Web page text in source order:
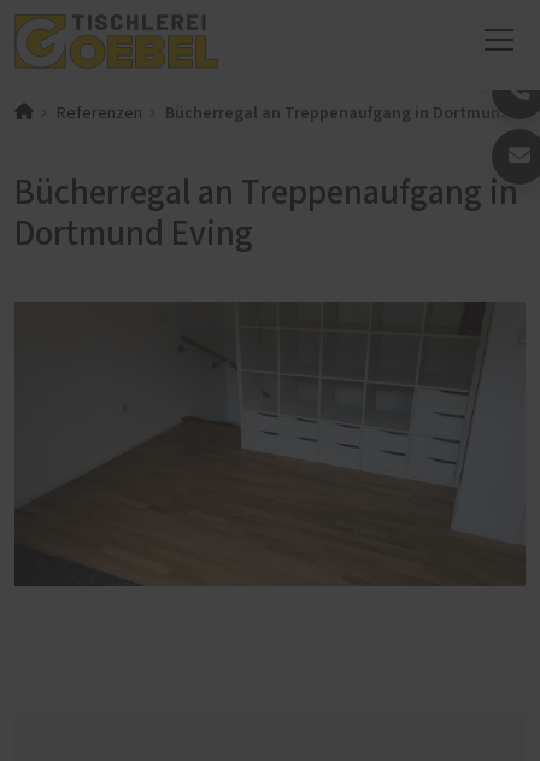
Referenzen Bücherregal an Treppenaufgang in Dortmund
Bücherregal an Treppenaufgang in
Dortmund Eving